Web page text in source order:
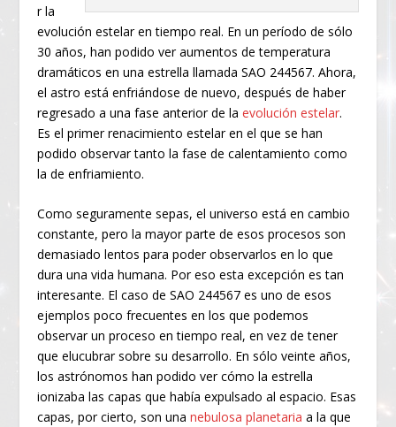
r la
evolución estelar en tiempo real. En un período de sólo
30 años, han podido ver aumentos de temperatura
dramáticos en una estrella llamada SAO 244567. Ahora,
el astro está enfriándose de nuevo, después de haber
regresado a una fase anterior de laevolución estelar.
Es el primer renacimiento estelar en el que se han
podido observar tanto la fase de calentamiento como
la de enfriamiento.
Como seguramente sepas, el universo está en cambio
constante, pero la mayor parte de esos procesos son
demasiado lentos para poder observarlos en lo que
dura una vida humana. Por eso esta excepción es tan
interesante. El caso de SAO 244567 es uno de esos
ejemplos poco frecuentes en los que podemos
observar un proceso en tiempo real, en vez de tener
que elucubrar sobre su desarrollo. En sólo veinte años,
los astrónomos han podido ver cómo la estrella
ionizaba las capas que había expulsado al espacio. Esas
capas, por cierto, son unanebulosa planetaria a la que